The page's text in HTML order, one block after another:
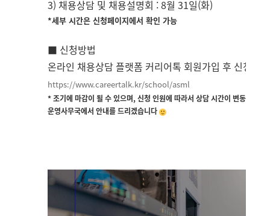
3) 채용상담 및 채용설명회 : 8월 31일(화)
*세부 시간은 신청페이지에서 확인 가능
■ 신청방법
온라인 채용상담 플랫폼 커리어톡 회원가입 후 신청 가
https://www.careertalk.kr/school/asml
* 조기에 마감이 될 수 있으며, 신청 인원에 따라서 상담 시간이 변동 될 수
운영사무국에서 안내를 드리겠습니다